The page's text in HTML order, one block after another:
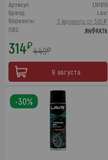
Артикул:
LN1616
Бренд:
Lavr
Варианты:
3 варианта от 365 ₽
ПВЗ:
выбрать
314₽449₽
9 августа
-30%